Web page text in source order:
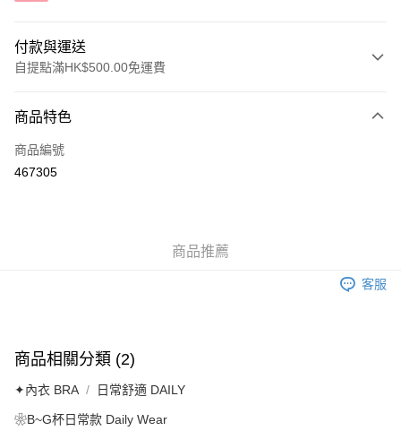
付款與運送
自提點滿HK$500.00免運費
信用卡
AlipayHK
每筆HK$40.00，滿HK$500.00或以上免運費
付款後順豐合作便利店
每筆HK$40.00，滿HK$500.00或以上免運費
每筆HK$40.00，滿HK$500.00或以上免運費
商品特色
商品編號
467305
商品推薦
客服
商品相關分類 (2)
✦內衣 BRA 日常舒適 DAILY
❀B~G杯日常款 Daily Wear